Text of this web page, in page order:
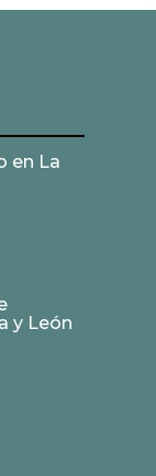
en La
y León